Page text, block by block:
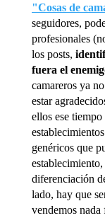
"Cosas de
seguidores,
profesionales
los posts,
fuera el
camareros ya
estar
ellos ese
genéricos que
diferenciación
lado, hay que
vendemos